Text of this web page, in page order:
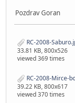
Pozdrav Goran
RC-2008-
33.81 KB, 800x526
viewed 369 times
RC-2008-Mirce-
39.22 KB, 800x617
viewed 370 times